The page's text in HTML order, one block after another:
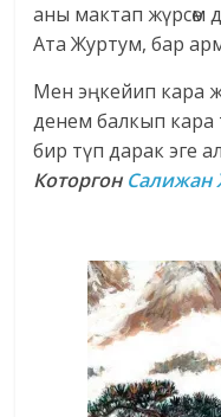
аны мактап жүрсөм
Ата Журтум, бар
Мен эңкейип кара
денем балкып кара
бир түп дарак эге
Которгон Салижан